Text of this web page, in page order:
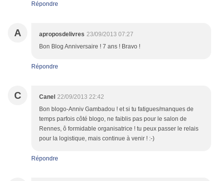
Répondre
A aproposdelivres 23/09/2013 07:27
Bon Blog Anniversaire ! 7 ans ! Bravo !
Répondre
C Canel 22/09/2013 22:42
Bon blogo-Anniv Gambadou ! et si tu fatigues/manques de
temps parfois côté blogo, ne faiblis pas pour le salon de
Rennes, ô formidable organisatrice ! tu peux passer le relais
pour la logistique, mais continue à venir ! :-)
Répondre